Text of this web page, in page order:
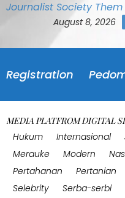
Journalist Society Them
August 8, 2026
Registration
MEDIA PLATFROM DIGITAL
Hukum
Internasional
Merauke
Modern
Pertahanan
Pertanian
Selebrity
Serba-serbi